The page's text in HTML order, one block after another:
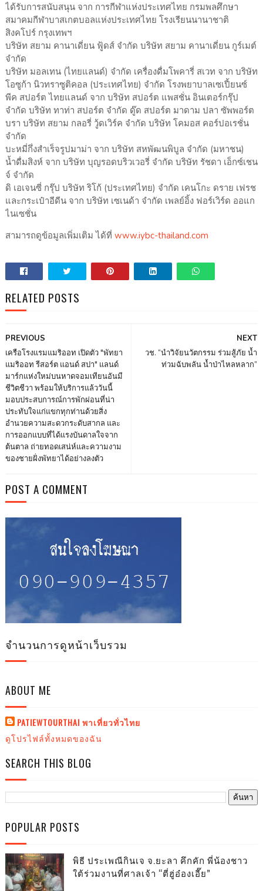
ได้รับการสนับสนุน จาก การกีฬาแห่งประเทศไทย กรมพลศึกษา
สมาคมกีฬาบาสเกตบอลแห่งประเทศไทย โรงเรียนนานาชาติ
สิงคโปร์ กรุงเทพฯ
บริษัท สยาม คานาเดี่ยน ฟู้ดส์ จำกัด บริษัท สยาม คานาเดี่ยน กูร์เมต์
จำกัด
บริษัท มอลเทน (ไทยแลนด์) จำกัด เครื่องดื่มโพคารี่ สเวท จาก บริษัท
โอซูก้า นิวทราซูติคอล (ประเทศไทย) จำกัด โรงพยาบาลเซเปี้ยนซ์
พีค สปอร์ต ไทยแลนด์ จาก บริษัท สปอร์ต แพสชั่น อินเตอร์กรุ๊ป
จำกัด บริษัท ทาท่า สปอร์ต จำกัด ดู๊ด สปอร์ต มาดาม ปลา ซัพพอร์ต
บรา บริษัท สยาม กลอรี่ วู้ดเวิร์ค จำกัด บริษัท โคมอส คอร์ปอเรชั่น
จำกัด
บะหมี่กึ่งสำเร็จรูปมาม่า จาก บริษัท สหพัฒนพิบูล จำกัด (มหาชน)
น้ำดื่มสิงห์ จาก บริษัท บุญรอดบริวเวอรี่ จำกัด บริษัท รัชดา เอ็กซ์เชน
จ์ จำกัด
ดิ เอเจนซี่ กรุ๊ป บริษัท ริโก้ (ประเทศไทย) จำกัด เคนโกะ ดราย เฟรช
และกระเป๋าอีดีน จาก บริษัท เซเนด้า จํากัด เพลย์อิ้ง ฟอร์เวิร์ด ออแก
ไนเซชั่น
สามารถดูข้อมูลเพิ่มเติม ได้ที่ www.iybc-thailand.com
RELATED POSTS
NEXT
วช. “นำวิจัยนวัตกรรม ร่วมสู้ภัย น้ำ
ท่วมฉับพลัน น้ำป่าไหลหลาก”
PREVIOUS
เครือโรงแรมแมริออท เปิดตัว "พัทยา
แมริออท รีสอร์ต แอนด์ สปา" แลนด์
มาร์กแห่งใหม่บนหาดจอมเทียนอันมี
ชีวิตชีวา พร้อมให้บริการแล้ววันนี้
มอบประสบการณ์การพักผ่อนที่น่า
ประทับใจแก่แขกทุกท่านด้วยสิ่ง
อำนวยความสะดวกระดับสากล และ
การออกแบบที่ได้แรงบันดาลใจจาก
ต้นตาล ถ่ายทอดเสน่ห์และความงาม
ของชายฝั่งพัทยาได้อย่างลงตัว
POST A COMMENT
จำนวนการดูหน้าเว็บรวม
ABOUT ME
PATIEWTOURTHAI พาเที่ยวทั่วไทย
ดูโปรไฟล์ทั้งหมดของฉัน
SEARCH THIS BLOG
POPULAR POSTS
พิธี ประเพณีกินเจ จ.ยะลา คึกคัก พี่น้องชาว
ใต้ร่วมงานที่ศาลเจ้า “ตี่ฮู่อ๋องเอี๊ย”